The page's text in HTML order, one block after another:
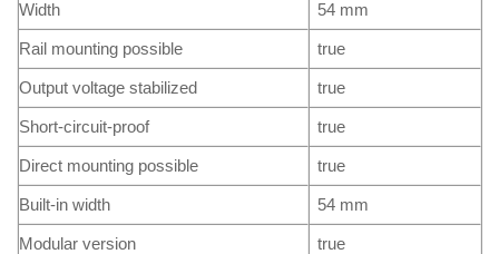
Width 54 mm
Rail mounting possible true
Output voltage stabilized true
Short-circuit-proof true
Direct mounting possible true
Built-in width 54 mm
Modular version true